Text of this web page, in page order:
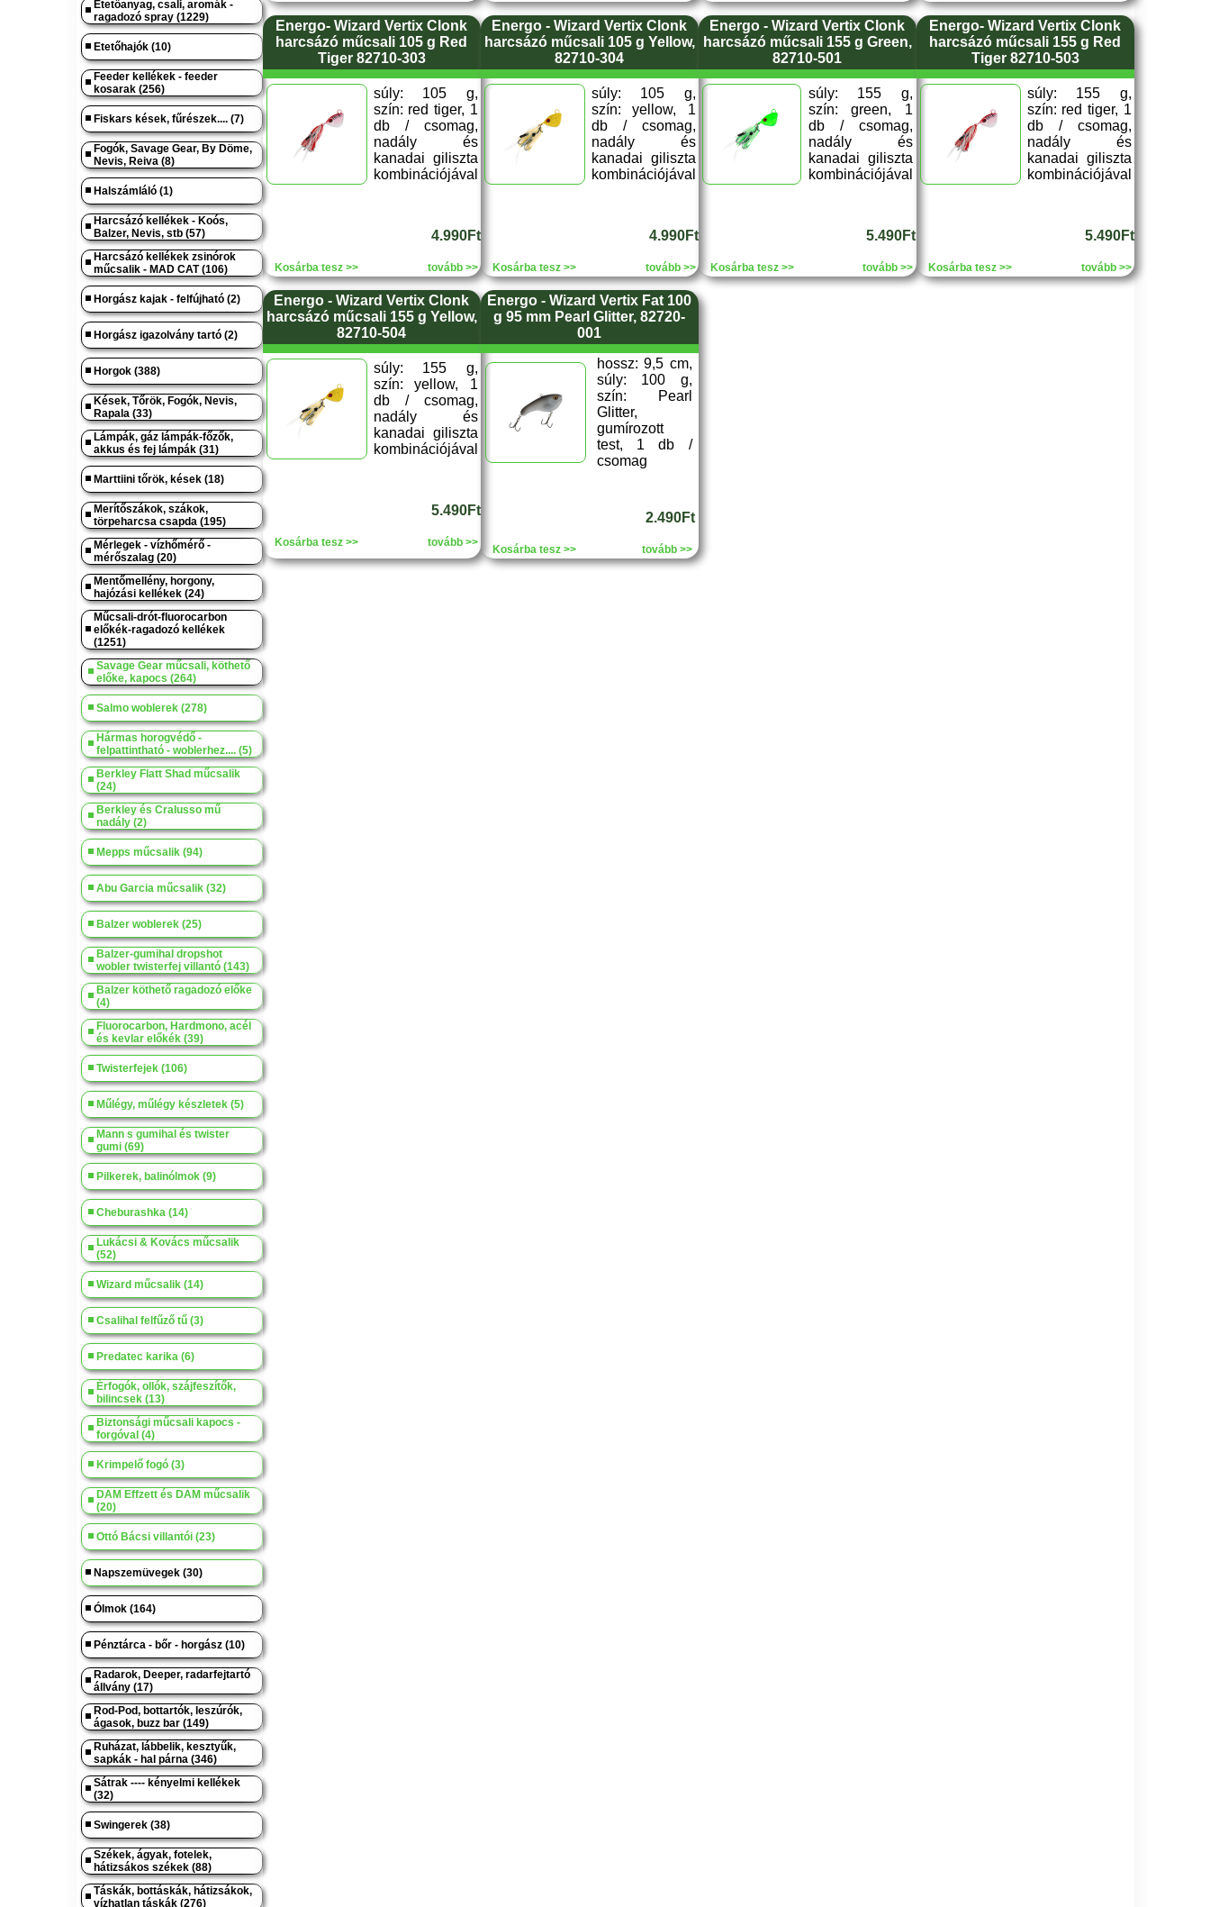
Etetőanyag, csali, aromák -
ragadozó spray (1229)
Etetőhajók (10)
Feeder kellékek - feeder
kosarak (256)
Fiskars kések, fűrészek.... (7)
Fogók, Savage Gear, By Döme,
Nevis, Reiva (8)
Halszámláló (1)
Harcsázó kellékek - Koós,
Balzer, Nevis, stb (57)
Harcsázó kellékek zsinórok
műcsalik - MAD CAT (106)
Horgász kajak - felfújható (2)
Horgász igazolvány tartó (2)
Horgok (388)
Kések, Tőrök, Fogók, Nevis,
Rapala (33)
Lámpák, gáz lámpák-főzők,
akkus és fej lámpák (31)
Marttiini tőrök, kések (18)
Merítőszákok, szákok,
törpeharcsa csapda (195)
Mérlegek - vízhőmérő -
mérőszalag (20)
Mentőmellény, horgony,
hajózási kellékek (24)
Műcsali-drót-fluorocarbon
előkék-ragadozó kellékek
(1251)
Savage Gear műcsali, köthető
előke, kapocs (264)
Salmo woblerek (278)
Hármas horogvédő -
felpattintható - woblerhez.... (5)
Berkley Flatt Shad műcsalik
(24)
Berkley és Cralusso mű
nadály (2)
Mepps műcsalik (94)
Abu Garcia műcsalik (32)
Balzer woblerek (25)
Balzer-gumihal dropshot
wobler twisterfej villantó (143)
Balzer köthető ragadozó előke
(4)
Fluorocarbon, Hardmono, acél
és kevlar előkék (39)
Twisterfejek (106)
Műlégy, műlégy készletek (5)
Mann s gumihal és twister
gumi (69)
Pilkerek, balinólmok (9)
Cheburashka (14)
Lukácsi & Kovács műcsalik
(52)
Wizard műcsalik (14)
Csalihal felfűző tű (3)
Predatec karika (6)
Érfogók, ollók, szájfeszítők,
bilincsek (13)
Biztonsági műcsali kapocs -
forgóval (4)
Krimpelő fogó (3)
DAM Effzett és DAM műcsalik
(20)
Ottó Bácsi villantói (23)
Napszemüvegek (30)
Ólmok (164)
Pénztárca - bőr - horgász (10)
Radarok, Deeper, radarfejtartó
állvány (17)
Rod-Pod, bottartók, leszúrók,
ágasok, buzz bar (149)
Ruházat, lábbelik, kesztyűk,
sapkák - hal párna (346)
Sátrak ---- kényelmi kellékek
(32)
Swingerek (38)
Székek, ágyak, fotelek,
hátizsákos székek (88)
Táskák, bottáskák, hátizsákok,
vízhatlan táskák (276)
Energo- Wizard Vertix Clonk
harcsázó műcsali 105 g Red
Tiger 82710-303
súly: 105 g,
szín: red tiger, 1
db / csomag,
nadály és
kanadai giliszta
kombinációjával
4.990Ft
Kosárba tesz >> tovább >>
Energo - Wizard Vertix Clonk
harcsázó műcsali 105 g Yellow,
82710-304
súly: 105 g,
szín: yellow, 1
db / csomag,
nadály és
kanadai giliszta
kombinációjával
4.990Ft
Kosárba tesz >> tovább >>
Energo - Wizard Vertix Clonk
harcsázó műcsali 155 g Green,
82710-501
súly: 155 g,
szín: green, 1
db / csomag,
nadály és
kanadai giliszta
kombinációjával
5.490Ft
Kosárba tesz >> tovább >>
Energo- Wizard Vertix Clonk
harcsázó műcsali 155 g Red
Tiger 82710-503
súly: 155 g,
szín: red tiger, 1
db / csomag,
nadály és
kanadai giliszta
kombinációjával
5.490Ft
Kosárba tesz >> tovább >>
Energo - Wizard Vertix Clonk
harcsázó műcsali 155 g Yellow,
82710-504
súly: 155 g,
szín: yellow, 1
db / csomag,
nadály és
kanadai giliszta
kombinációjával
5.490Ft
Kosárba tesz >> tovább >>
Energo - Wizard Vertix Fat 100
g 95 mm Pearl Glitter, 82720-
001
hossz: 9,5 cm,
súly: 100 g,
szín: Pearl
Glitter,
gumírozott
test, 1 db /
csomag
2.490Ft
Kosárba tesz >> tovább >>